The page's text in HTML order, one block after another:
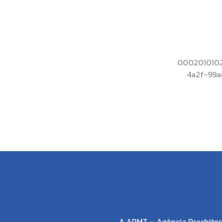
4a2f-